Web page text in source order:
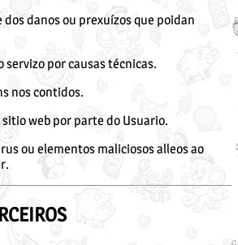
dos danos ou prexuízos que poidan
por causas técnicas.
nos contidos.
web por parte do Usuario.
ou elementos maliciosos alleos ao